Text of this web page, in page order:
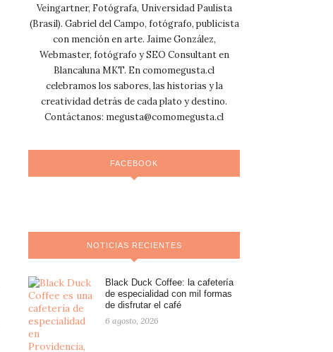
Veingartner, Fotógrafa, Universidad Paulista
(Brasil). Gabriel del Campo, fotógrafo, publicista
con mención en arte. Jaime González,
Webmaster, fotógrafo y SEO Consultant en
Blancaluna MKT. En comomegusta.cl
celebramos los sabores, las historias y la
creatividad detrás de cada plato y destino.
Contáctanos: megusta@comomegusta.cl
FACEBOOK
NOTICIAS RECIENTES
Black Duck Coffee: la cafetería
de especialidad con mil formas
de disfrutar el café
6 agosto, 2026